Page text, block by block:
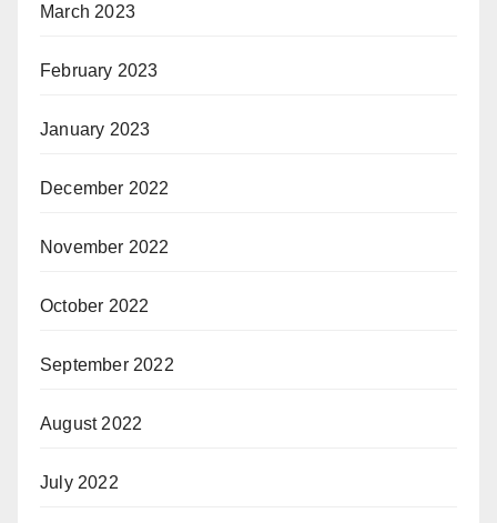
March 2023
February 2023
January 2023
December 2022
November 2022
October 2022
September 2022
August 2022
July 2022